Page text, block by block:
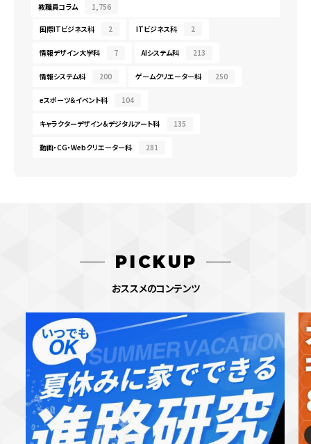
教職員コラム 1,756
国際ITビジネス科 2 ITビジネス科 2
情報デザイン大学科 7 AIシステム科 213
情報システム科 200 ゲームクリエーター科 250
eスポーツ＆イベント科 104
キャラクターデザイン＆デジタルアート科 135
動画・CG・Webクリエーター科 281
PICKUP
おススメのコンテンツ